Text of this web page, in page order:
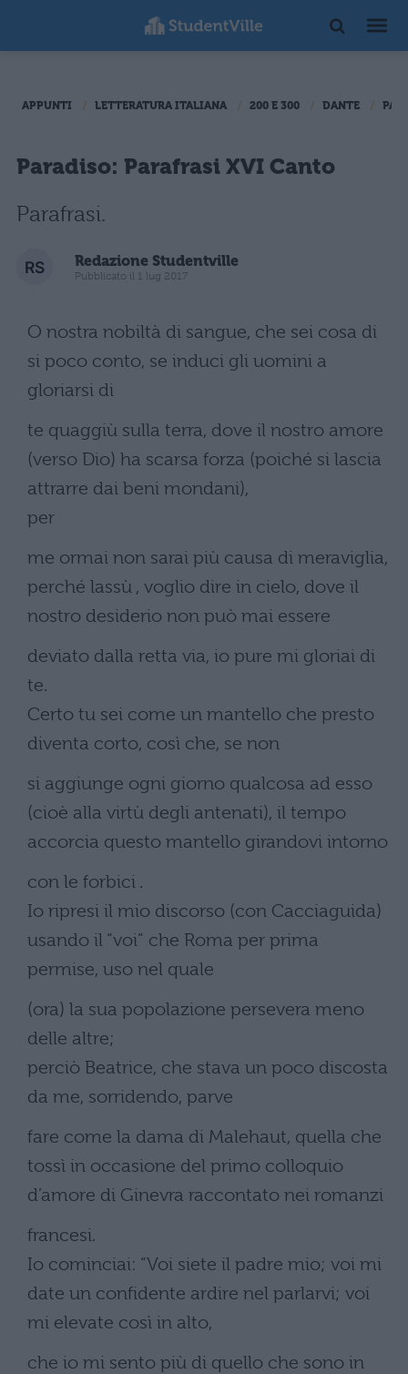
APPUNTI LETTERATURA ITALIANA 200 E 300 DANTE
Paradiso: Parafrasi XVI Canto
Parafrasi.
Redazione Studentville
Pubblicato il 1 lug 2017
O nostra nobiltà di sangue, che sei cosa di
si poco conto, se induci gli uomini a
gloriarsi di
te quaggiù sulla terra, dove il nostro amore
(verso Dio) ha scarsa forza (poiché si lascia
attrarre dai beni mondani),
per
me ormai non sarai più causa di meraviglia,
perché lassù , voglio dire in cielo, dove il
nostro desiderio non può mai essere
deviato dalla retta via, io pure mi gloriai di
te.
Certo tu sei come un mantello che presto
diventa corto, così che, se non
si aggiunge ogni giorno qualcosa ad esso
(cioè alla virtù degli antenati), il tempo
accorcia questo mantello girandovi intorno
con le forbici .
Io ripresi il mio discorso (con Cacciaguida)
usando il “voi” che Roma per prima
permise, uso nel quale
(ora) la sua popolazione persevera meno
delle altre;
perciò Beatrice, che stava un poco discosta
da me, sorridendo, parve
fare come la dama di Malehaut, quella che
tossì in occasione del primo colloquio
d’amore di Ginevra raccontato nei romanzi
francesi.
Io cominciai: “Voi siete il padre mio; voi mi
date un confidente ardire nel parlarvi; voi
mi elevate così in alto,
che io mi sento più di quello che sono in